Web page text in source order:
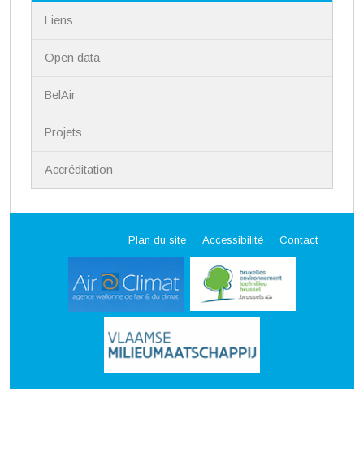
Liens
Open data
BelAir
Projets
Accréditation
Plan du site Accessibilité Contact